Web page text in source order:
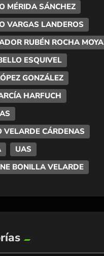
MÉRIDA SÁNCHEZ
VARGAS LANDEROS
RUBÉN ROCHA MOYA
ESQUIVEL
GONZÁLEZ
HARFUCH
VELARDE CÁRDENAS
UAS
BONILLA VELARDE